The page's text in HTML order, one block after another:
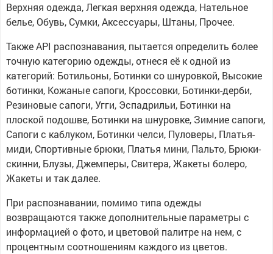
Верхняя одежда, Легкая верхняя одежда, Нательное
белье, Обувь, Сумки, Аксессуары, Штаны, Прочее.
Также API распознавания, пытается определить более
точную категорию одежды, отнеся её к одной из
категорий: Ботильоны, Ботинки со шнуровкой, Высокие
ботинки, Кожаные сапоги, Кроссовки, Ботинки-дерби,
Резиновые сапоги, Угги, Эспадрильи, Ботинки на
плоской подошве, Ботинки на шнуровке, Зимние сапоги,
Сапоги с каблуком, Ботинки челси, Пуловеры, Платья-
миди, Спортивные брюки, Платья мини, Пальто, Брюки-
скинни, Блузы, Джемперы, Свитера, Жакеты болеро,
Жакеты и так далее.
При распознавании, помимо типа одежды
возвращаются также дополнительные параметры с
информацией о фото, и цветовой палитре на нем, с
процентным соотношениям каждого из цветов.